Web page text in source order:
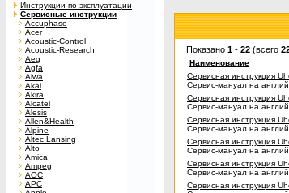
Инструкции по эксплуатации
Сервисные инструкции
Accuphase
Acer
Acoustic-Control
Acoustic-Research
Aeg
Agfa
Aiwa
Akai
Akira
Alcatel
Alesis
Allen&Health
Alpine
Altec Lansing
Alto
Amica
Ampeg
AOC
APC
Показано 1 - 22 (всего
Наименование
Сервисная инструкция
Сервис-мануал на
Сервисная инструкция
Сервис-мануал на
Сервисная инструкция
Сервис-мануал на
Сервисная инструкция
Сервис-мануал на
Сервисная инструкция
Сервис-мануал на
Сервисная инструкция